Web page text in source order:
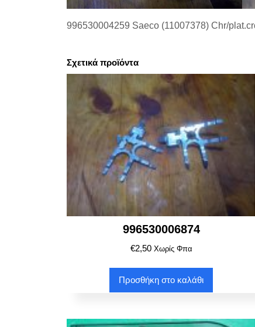
996530004259 Saeco (11007378) Chr/
Σχετικά προϊόντα
996530006874
€2,50 Χωρίς Φπα
Προσθήκη στο καλάθι